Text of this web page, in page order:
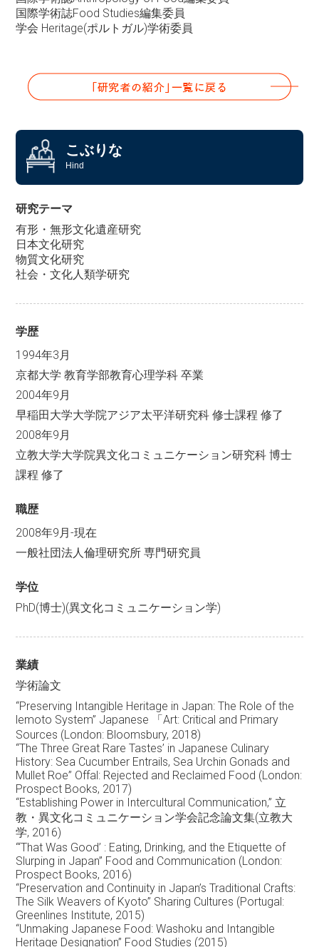
国際学術誌Food Studies編集委員
学会 Heritage(ポルトガル)学術委員
こぶりな
Hind
研究テーマ
有形・無形文化遺産研究
日本文化研究
物質文化研究
社会・文化人類学研究
学歴
1994年3月
京都大学 教育学部教育心理学科 卒業
2004年9月
早稲田大学大学院アジア太平洋研究科 修士課程 修了
2008年9月
立教大学大学院異文化コミュニケーション研究科 博士
課程 修了
職歴
2008年9月-現在
一般社団法人倫理研究所 専門研究員
学位
PhD(博士)(異文化コミュニケーション学)
業績
学術論文
“Preserving Intangible Heritage in Japan: The Role of the
lemoto System” Japanese 「Art: Critical and Primary
Sources (London: Bloomsbury, 2018)
“The Three Great Rare Tastes’ in Japanese Culinary
History: Sea Cucumber Entrails, Sea Urchin Gonads and
Mullet Roe” Offal: Rejected and Reclaimed Food (London:
Prospect Books, 2017)
“Establishing Power in Intercultural Communication,” 立
教・異文化コミュニケーション学会記念論文集(立教大
学, 2016)
“‘That Was Good’ : Eating, Drinking, and the Etiquette of
Slurping in Japan” Food and Communication (London:
Prospect Books, 2016)
“Preservation and Continuity in Japan’s Traditional Crafts:
The Silk Weavers of Kyoto” Sharing Cultures (Portugal:
Greenlines Institute, 2015)
“Unmaking Japanese Food: Washoku and Intangible
Heritage Designation” Food Studies (2015)